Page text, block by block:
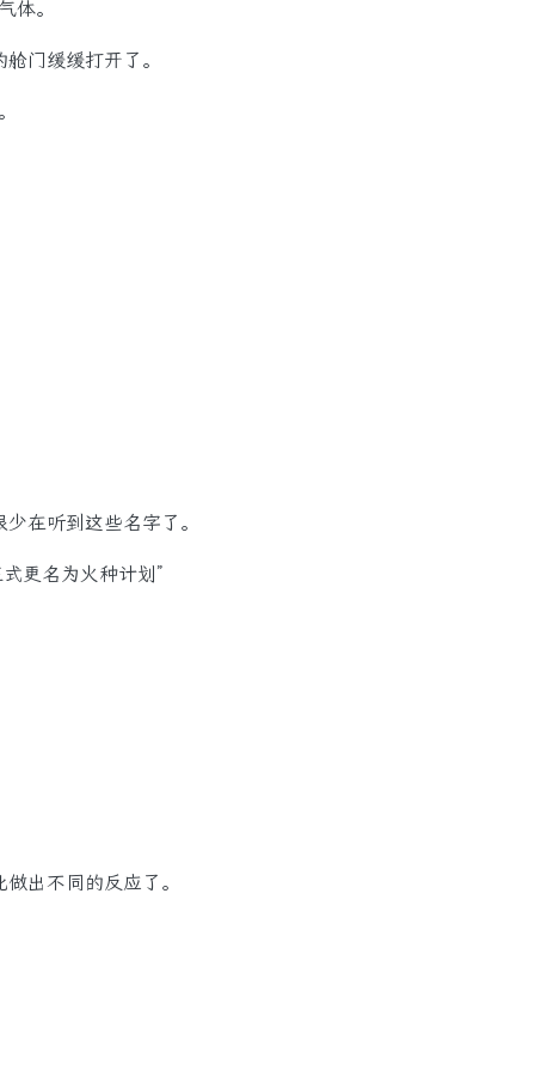
。
门缓缓打开了。
在听到这些名字了。
名为火种计划”
出不同的反应了。